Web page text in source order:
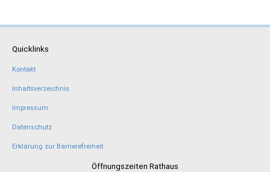
Quicklinks
Kontakt
Inhaltsverzeichnis
Impressum
Datenschutz
Erklärung zur Barrierefreiheit
Öffnungszeiten Rathaus